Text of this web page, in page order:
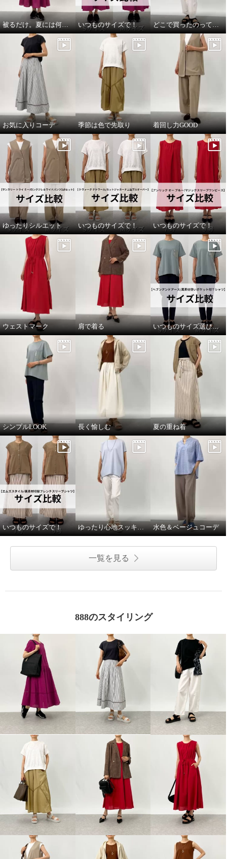
被るだけ。夏には何より！ いつものサイズで！ どこで買ったのって聞いてほしい
お気に入りコーデ 季節は色で先取り 着回し力GOOD
ゆったりシルエット いつものサイズで！ いつものサイズで！
ウェストマーク 肩で着る いつものサイズ選びで！
シンプルLOOK 長く愉しむ 夏の重ね着
いつものサイズで！ ゆったり心地スッキリ見え 水色＆ベージュコーデ
一覧を見る
888のスタイリング